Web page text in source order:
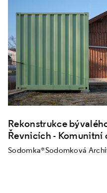
Rekonstrukce
Řevnicích - Komunitní
Sodomka*Sodomková